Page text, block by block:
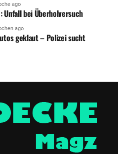
ago
Unfall bei Überholversuch
ago
geklaut – Polizei sucht